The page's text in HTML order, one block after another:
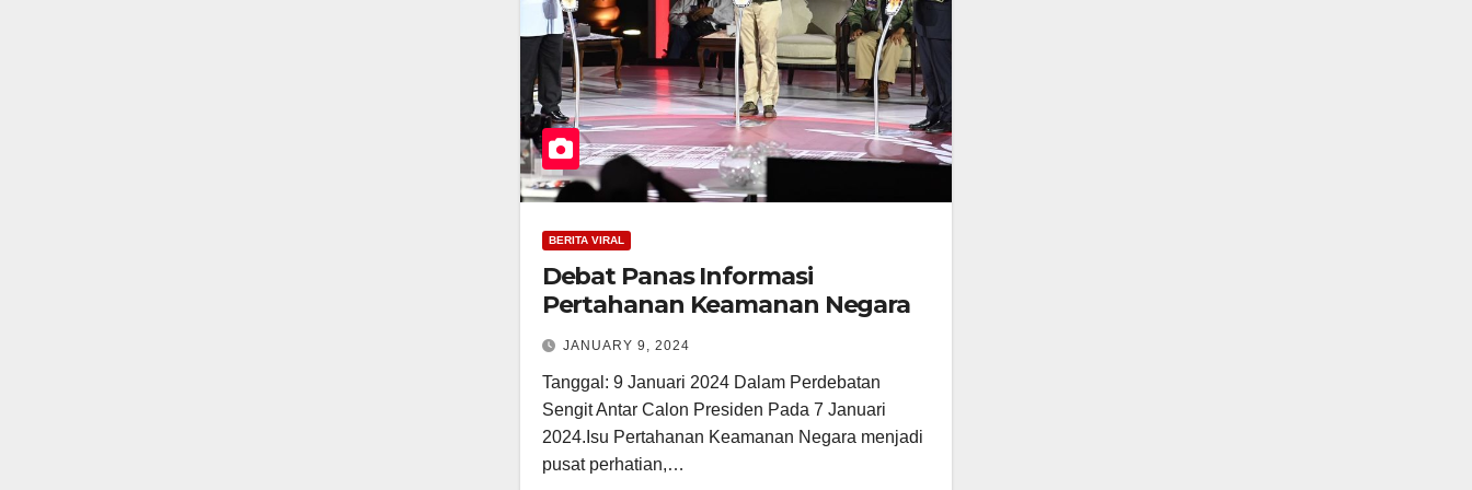
BERITA VIRAL
Debat Panas Informasi
Pertahanan Keamanan Negara
JANUARY 9, 2024
Tanggal: 9 Januari 2024 Dalam Perdebatan
Sengit Antar Calon Presiden Pada 7 Januari
2024.Isu Pertahanan Keamanan Negara menjadi
pusat perhatian,…